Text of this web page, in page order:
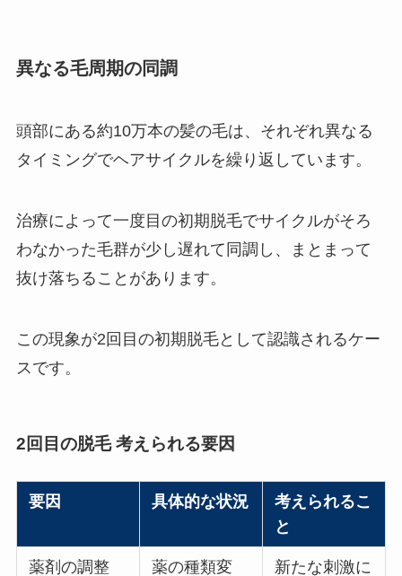
異なる毛周期の同調
頭部にある約10万本の髪の毛は、それぞれ異なる
タイミングでヘアサイクルを繰り返しています。
治療によって一度目の初期脱毛でサイクルがそろ
わなかった毛群が少し遅れて同調し、まとまって
抜け落ちることがあります。
この現象が2回目の初期脱毛として認識されるケー
スです。
2回目の脱毛 考えられる要因
要因 具体的な状況
考えられるこ
と
薬剤の調整
薬の種類変
新たな刺激に